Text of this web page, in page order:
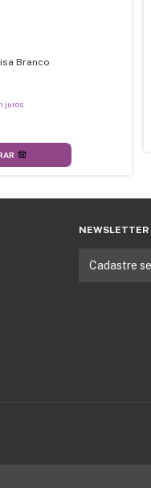
Branco
juros
NEWSLETTER